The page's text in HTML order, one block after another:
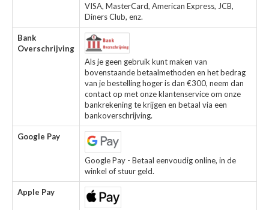
VISA, MasterCard, American Express, JCB,
Diners Club, enz.
Bank
Overschrijving
Als je geen gebruik kunt maken van
bovenstaande betaalmethoden en het bedrag
van je bestelling hoger is dan €300, neem dan
contact op met onze klantenservice om onze
bankrekening te krijgen en betaal via een
bankoverschrijving.
Google Pay
Google Pay - Betaal eenvoudig online, in de
winkel of stuur geld.
Apple Pay